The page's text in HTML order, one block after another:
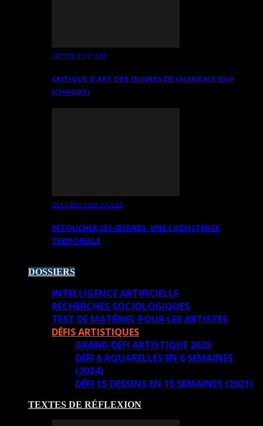
CRITIQUES D’ART
CRITIQUE D’ART DES ŒUVRES DE CHANTALE GUY
(CHAGUY)
OEUVRES EXPLIQUÉES
RETOUCHER SES ŒUVRES. UNE COEXISTENCE
TEMPORELLE
DOSSIERS
INTELLIGENCE ARTIFICIELLE
RECHERCHES SOCIOLOGIQUES
TEST DE MATÉRIEL POUR LES ARTISTES
DÉFIS ARTISTIQUES
GRAND DÉFI ARTISTIQUE 2025
DÉFI 6 AQUARELLES EN 6 SEMAINES
(2024)
DÉFI 15 DESSINS EN 15 SEMAINES (2021)
TEXTES DE RÉFLEXION